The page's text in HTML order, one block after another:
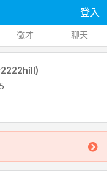
登入
徵才 聊天
)